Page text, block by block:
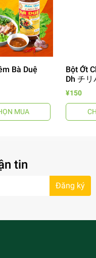
Bà Duệ
MUA
Bột Ớt
Dh チ
¥150
tin
Đăng ký